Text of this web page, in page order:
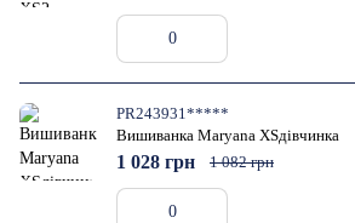
PR243931*****
Вишиванка Maryana XSдівчинка
1 028 грн 1 082 грн